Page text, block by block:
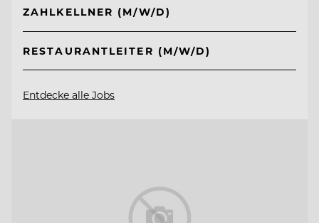
ZAHLKELLNER (M/W/D)
RESTAURANTLEITER (M/W/D)
Entdecke alle Jobs